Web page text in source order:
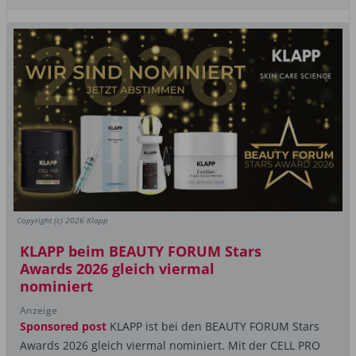
Copyright (c) 2026 Klapp
KLAPP beim BEAUTY FORUM Stars
Awards 2026 gleich viermal
nominiert
Anzeige
Sponsored post KLAPP ist bei den BEAUTY FORUM Stars
Awards 2026 gleich viermal nominiert. Mit der CELL PRO